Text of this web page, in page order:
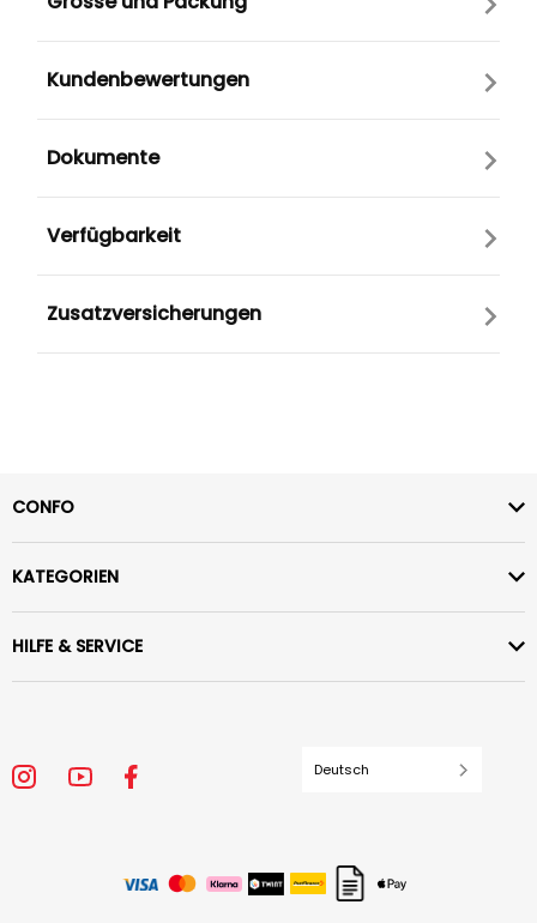
Kundenbewertungen
Dokumente
Verfügbarkeit
Zusatzversicherungen
CONFO
KATEGORIEN
HILFE & SERVICE
Deutsch